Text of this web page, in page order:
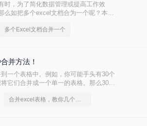
时，为了简化数据管理或提高工作效
么如把多个excel文档合为一个呢？本文
多个Excel文档合并一个
并方法！
一个表格中。例如，你可能手头有30个
它们合并成一个单一的表格。那么30个
合并excel表格，教你几个方法